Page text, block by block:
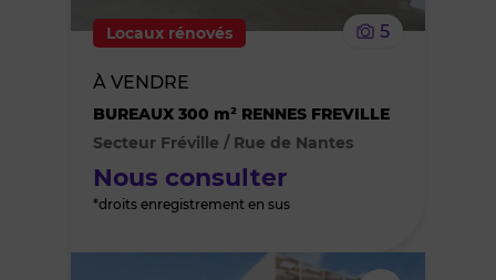
Locaux rénovés 5
À VENDRE
BUREAUX 300 m² RENNES FREVILLE
Secteur Fréville / Rue de Nantes
Nous consulter
*droits enregistrement en sus